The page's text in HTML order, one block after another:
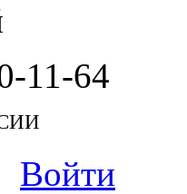
11-64
Войти